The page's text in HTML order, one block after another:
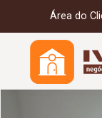
Área do